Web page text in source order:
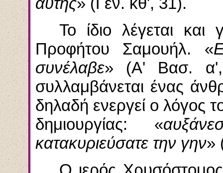
Το ίδιο λέγεται
Προφή­του Σαμουήλ. «
συνέλαβε» (Α' Βασ.
συλλαμβάνεται ένας
δηλαδή ενεργεί ο λόγος
δημιουργίας: «
κατακυριεύσατε την γην»